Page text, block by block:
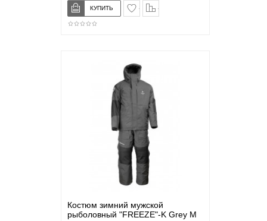
в закладки
Костюм зимний мужской
рыболовный "FREEZE"-K Grey M